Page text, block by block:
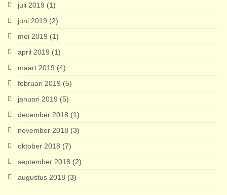
juli 2019 (1)
juni 2019 (2)
mei 2019 (1)
april 2019 (1)
maart 2019 (4)
februari 2019 (5)
januari 2019 (5)
december 2018 (1)
november 2018 (3)
oktober 2018 (7)
september 2018 (2)
augustus 2018 (3)